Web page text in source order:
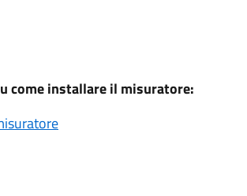
come installare il misuratore: